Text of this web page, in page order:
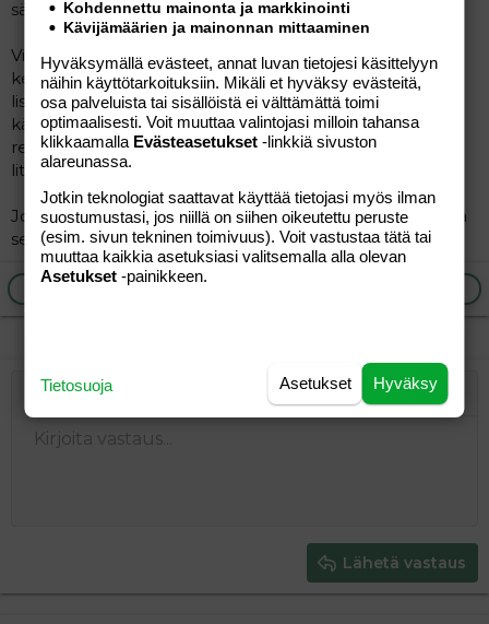
sähkövatkaimella.
Vinkiksi: Itse käytän puolukkasurvosta, jotka olen
keittämisen jälkeen siivilöinyt ennen suurimoiden
lisäämistä (lapset ei tykkää puolukankuorista) Silloin
käytän hiukan vajaan litran survosta: kokonaisia käytän
reilun litran ohjeeseen. Lisäksi käytän 1 ½ dl suurimoita
litraa kohden.
Jos jää liian liruksi, niin laita perunajauhoja veden kanssa
sekaan ja keitä uudestaan lämpimäksi.
Ilmoita asiaton viesti
Laajennettuun editoriin…
Järjestetty lista
Laajennettuun editoriin…
Lisää hyperlinkki
Lisää kuva
HymiötLaajennettuun
Kumoa
Fontin koko
9
Tekstiväri
KirjasintyyliArial
Yliviivaa
Tasaus Tasaa vasemmalle
Paragraph format
Normal
LainausLisää video/media
Lisää taulukko
Insert horizontal line
Tee uudelleen
BBCode-näkymä
Poista muotoilu
Luonnokset
Kirjoita vastaus...
Lähetä vastaus
Kohdennettu mainonta ja markkinointi
Kävijämäärien ja mainonnan mittaaminen
Hyväksymällä evästeet, annat luvan tietojesi käsittelyyn
näihin käyttötarkoituksiin. Mikäli et hyväksy evästeitä,
osa palveluista tai sisällöistä ei välttämättä toimi
optimaalisesti. Voit muuttaa valintojasi milloin tahansa
klikkaamalla Evästeasetukset -linkkiä sivuston
alareunassa.
Jotkin teknologiat saattavat käyttää tietojasi myös ilman
suostumustasi, jos niillä on siihen oikeutettu peruste
(esim. sivun tekninen toimivuus). Voit vastustaa tätä tai
muuttaa kaikkia asetuksiasi valitsemalla alla olevan
Asetukset -painikkeen.
Hyväksy
Asetukset
Tietosuoja